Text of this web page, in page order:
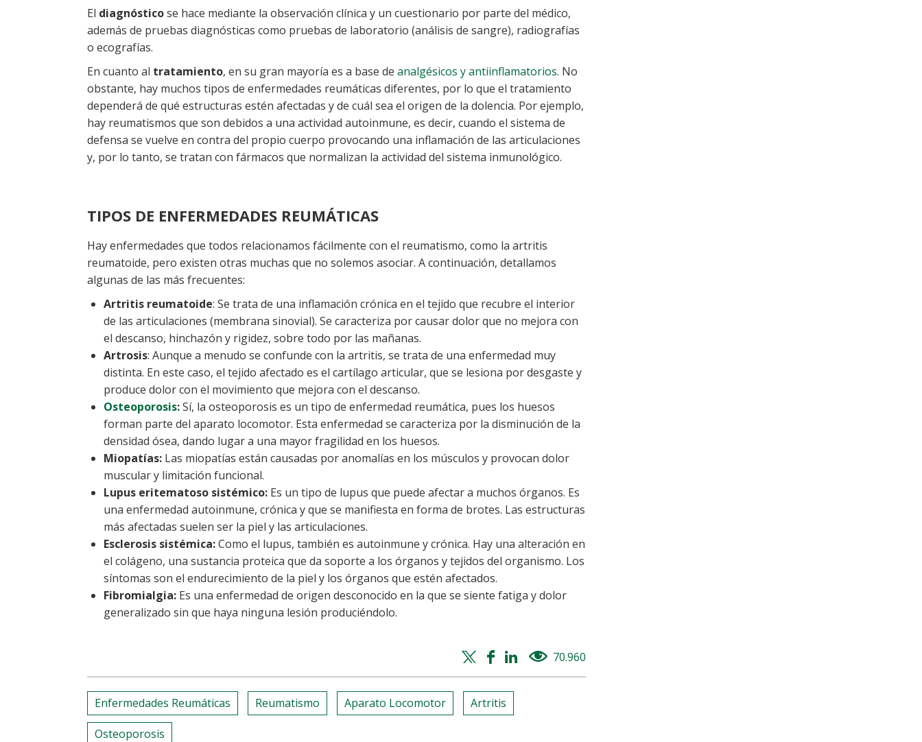
El diagnósticose hace mediante la observación clínica y un cuestionario por parte del médico,
además de pruebas diagnósticas como pruebas de laboratorio (análisis de sangre), radiografías
o ecografías.
En cuanto al tratamiento, en su gran mayoría es a base de analgésicos y antiinflamatorios. No
obstante, hay muchos tipos de enfermedades reumáticas diferentes, por lo que el tratamiento
dependerá de qué estructuras estén afectadas y de cuál sea el origen de la dolencia. Por ejemplo,
hay reumatismos que son debidos a una actividad autoinmune, es decir, cuando el sistema de
defensa se vuelve en contra del propio cuerpo provocando una inflamación de las articulaciones
y, por lo tanto, se tratan con fármacos que normalizan la actividad del sistema inmunológico.
TIPOS DE ENFERMEDADES REUMÁTICAS
Hay enfermedades que todos relacionamos fácilmente con el reumatismo, como la artritis
reumatoide, pero existen otras muchas que no solemos asociar. A continuación, detallamos
algunas de las más frecuentes:
Artritis reumatoide: Se trata de una inflamación crónica en el tejido que recubre el interior
de las articulaciones (membrana sinovial). Se caracteriza por causar dolor que no mejora con
el descanso, hinchazón y rigidez, sobre todo por las mañanas.
Artrosis: Aunque a menudo se confunde con la artritis, se trata de una enfermedad muy
distinta. En este caso, el tejido afectado es el cartílago articular, que se lesiona por desgaste y
produce dolor con el movimiento que mejora con el descanso.
Osteoporosis:Sí, la osteoporosis es un tipo de enfermedad reumática, pues los huesos
forman parte del aparato locomotor. Esta enfermedad se caracteriza por la disminución de la
densidad ósea, dando lugar a una mayor fragilidad en los huesos.
Miopatías: Las miopatías están causadas por anomalías en los músculos y provocan dolor
muscular y limitación funcional.
Lupus eritematoso sistémico: Es un tipo de lupus que puede afectar a muchos órganos. Es
una enfermedad autoinmune, crónica y que se manifiesta en forma de brotes. Las estructuras
más afectadas suelen ser la piel y las articulaciones.
Esclerosis sistémica:Como el lupus, también es autoinmune y crónica. Hay una alteración en
el colágeno, una sustancia proteica que da soporte a los órganos y tejidos del organismo. Los
síntomas son el endurecimiento de la piel y los órganos que estén afectados.
Fibromialgia: Es una enfermedad de origen desconocido en la que se siente fatiga y dolor
generalizado sin que haya ninguna lesión produciéndolo.
Twitter
share
Facebook
share
Whatsapp
share
Linkedin
share
70.960
Enfermedades Reumáticas Reumatismo Aparato Locomotor Artritis
Osteoporosis